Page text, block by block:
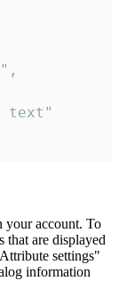
text"
your account. To
that are displayed
settings"
information